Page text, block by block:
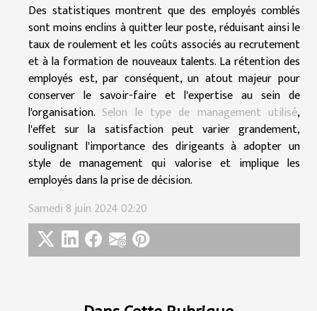
Des statistiques montrent que des employés comblés
sont moins enclins à quitter leur poste, réduisant ainsi le
taux de roulement et les coûts associés au recrutement
et à la formation de nouveaux talents. La rétention des
employés est, par conséquent, un atout majeur pour
conserver le savoir-faire et l'expertise au sein de
l'organisation. Selon le type de management utilisé,
l'effet sur la satisfaction peut varier grandement,
soulignant l'importance des dirigeants à adopter un
style de management qui valorise et implique les
employés dans la prise de décision.
Samedi 8 juin 2024 02:20